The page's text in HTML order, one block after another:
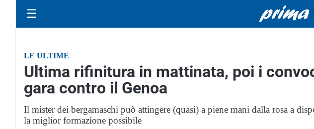
☰
LE ULTIME
Ultima rifinitura in mattinata, poi i
gara contro il Genoa
Il mister dei bergamaschi può attingere (quasi) a piene mani dalla rosa a
la miglior formazione possibile